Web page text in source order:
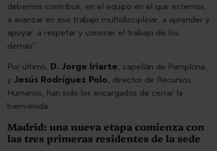
debemos contribuir, en el equipo en el que estemos,
a avanzar en ese trabajo multidisciplinar, a aprender y
apoyar, a respetar y conocer el trabajo de los
demás”.
Por último, D. Jorge Iriarte, capellán de Pamplona,
y Jesús Rodríguez Polo, director de Recursos
Humanos, han sido los encargados de cerrar la
bienvenida.
Madrid: una nueva etapa comienza con
las tres primeras residentes de la sede